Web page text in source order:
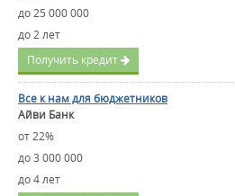
до 25 000 000
до 2 лет
Получить кредит
Все к нам для бюджетников
Айви Банк
от 22%
до 3 000 000
до 4 лет